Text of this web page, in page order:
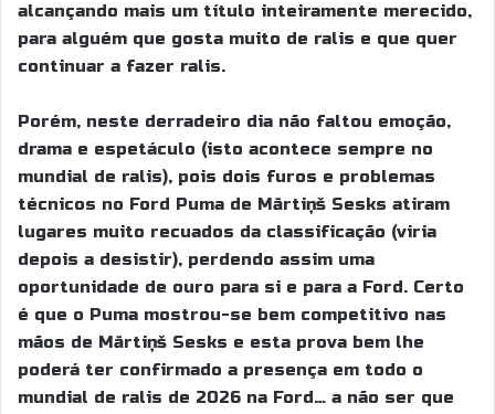
alcançando mais um título inteiramente merecido,
para alguém que gosta muito de ralis e que quer
continuar a fazer ralis.
Porém, neste derradeiro dia não faltou emoção,
drama e espetáculo (isto acontece sempre no
mundial de ralis), pois dois furos e problemas
técnicos no Ford Puma de Mārtiņš Sesks atiram
lugares muito recuados da classificação (viria
depois a desistir), perdendo assim uma
oportunidade de ouro para si e para a Ford. Certo
é que o Puma mostrou-se bem competitivo nas
mãos de Mārtiņš Sesks e esta prova bem lhe
poderá ter confirmado a presença em todo o
mundial de ralis de 2026 na Ford… a não ser que